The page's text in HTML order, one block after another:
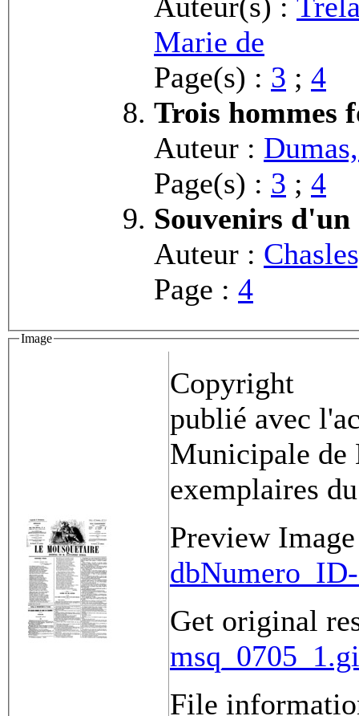
Marie de
Page(s) : 3 ; 4
Trois hommes
Auteur :
Page(s) : 3 ; 4
Souvenirs
Auteur :
Page : 4
Image
Copyright
publié avec
Municipale de
exemplaires
Preview Image
Get original
File